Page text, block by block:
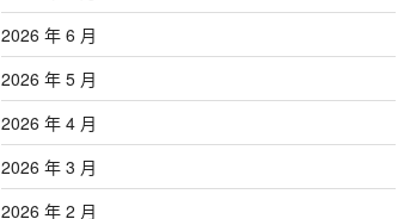
2026 年 6 月
2026 年 5 月
2026 年 4 月
2026 年 3 月
2026 年 2 月